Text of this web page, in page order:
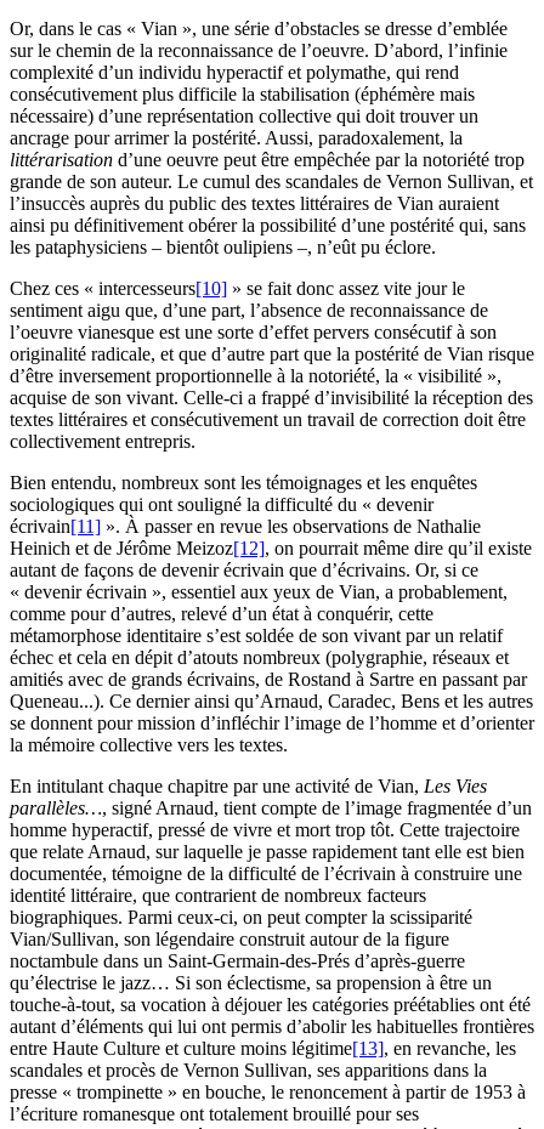
Or, dans le cas « Vian », une série d’obstacles se dresse d’emblée
sur le chemin de la reconnaissance de l’oeuvre. D’abord, l’infinie
complexité d’un individu hyperactif et polymathe, qui rend
consécutivement plus difficile la stabilisation (éphémère mais
nécessaire) d’une représentation collective qui doit trouver un
ancrage pour arrimer la postérité. Aussi, paradoxalement, la
littérarisation d’une oeuvre peut être empêchée par la notoriété trop
grande de son auteur. Le cumul des scandales de Vernon Sullivan, et
l’insuccès auprès du public des textes littéraires de Vian auraient
ainsi pu définitivement obérer la possibilité d’une postérité qui, sans
les pataphysiciens – bientôt oulipiens –, n’eût pu éclore.
Chez ces « intercesseurs[10] » se fait donc assez vite jour le
sentiment aigu que, d’une part, l’absence de reconnaissance de
l’oeuvre vianesque est une sorte d’effet pervers consécutif à son
originalité radicale, et que d’autre part que la postérité de Vian risque
d’être inversement proportionnelle à la notoriété, la « visibilité »,
acquise de son vivant. Celle-ci a frappé d’invisibilité la réception des
textes littéraires et consécutivement un travail de correction doit être
collectivement entrepris.
Bien entendu, nombreux sont les témoignages et les enquêtes
sociologiques qui ont souligné la difficulté du « devenir
écrivain[11] ». À passer en revue les observations de Nathalie
Heinich et de Jérôme Meizoz[12], on pourrait même dire qu’il existe
autant de façons de devenir écrivain que d’écrivains. Or, si ce
« devenir écrivain », essentiel aux yeux de Vian, a probablement,
comme pour d’autres, relevé d’un état à conquérir, cette
métamorphose identitaire s’est soldée de son vivant par un relatif
échec et cela en dépit d’atouts nombreux (polygraphie, réseaux et
amitiés avec de grands écrivains, de Rostand à Sartre en passant par
Queneau...). Ce dernier ainsi qu’Arnaud, Caradec, Bens et les autres
se donnent pour mission d’infléchir l’image de l’homme et d’orienter
la mémoire collective vers les textes.
En intitulant chaque chapitre par une activité de Vian, Les Vies
parallèles…, signé Arnaud, tient compte de l’image fragmentée d’un
homme hyperactif, pressé de vivre et mort trop tôt. Cette trajectoire
que relate Arnaud, sur laquelle je passe rapidement tant elle est bien
documentée, témoigne de la difficulté de l’écrivain à construire une
identité littéraire, que contrarient de nombreux facteurs
biographiques. Parmi ceux-ci, on peut compter la scissiparité
Vian/Sullivan, son légendaire construit autour de la figure
noctambule dans un Saint-Germain-des-Prés d’après-guerre
qu’électrise le jazz… Si son éclectisme, sa propension à être un
touche-à-tout, sa vocation à déjouer les catégories préétablies ont été
autant d’éléments qui lui ont permis d’abolir les habituelles frontières
entre Haute Culture et culture moins légitime[13], en revanche, les
scandales et procès de Vernon Sullivan, ses apparitions dans la
presse « trompinette » en bouche, le renoncement à partir de 1953 à
l’écriture romanesque ont totalement brouillé pour ses